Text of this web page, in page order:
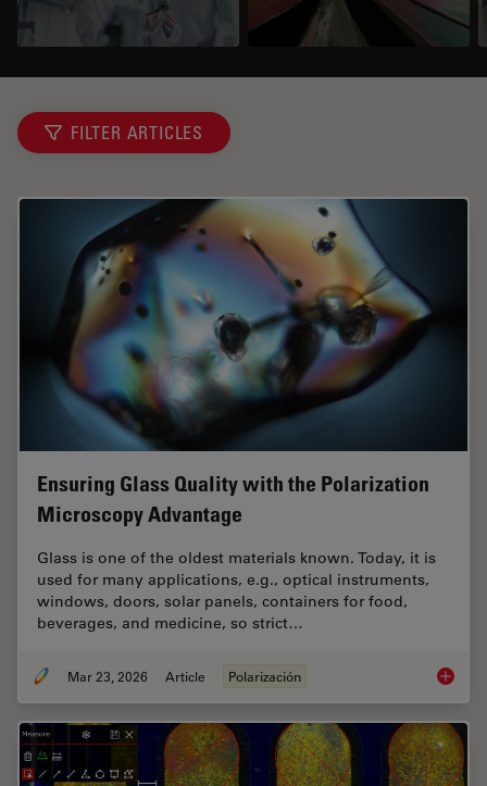
FILTER ARTICLES
Ensuring Glass Quality with the Polarization
Microscopy Advantage
Glass is one of the oldest materials known. Today, it is
used for many applications, e.g., optical instruments,
windows, doors, solar panels, containers for food,
beverages, and medicine, so strict…
Mar 23, 2026 Article Polarización